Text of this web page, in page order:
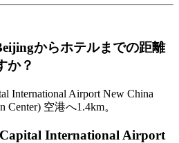
からホテルまでの距離
か？
International Airport New China
Center) 空港へ1.4km。
International Airport